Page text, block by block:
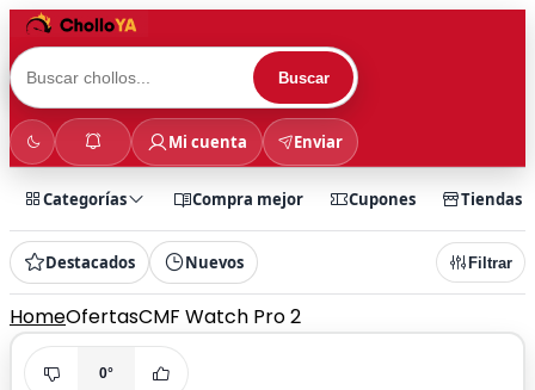
Buscar
Mi cuenta Enviar
Categorías Compra mejor Cupones Tiendas
Destacados Nuevos Filtrar
HomeOfertasCMF Watch Pro 2
0°